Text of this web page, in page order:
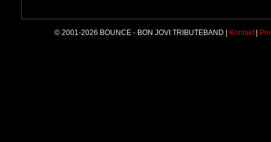
© 2001-2026 BOUNCE - BON JOVI TRIBUTEBAND | Kontakt|